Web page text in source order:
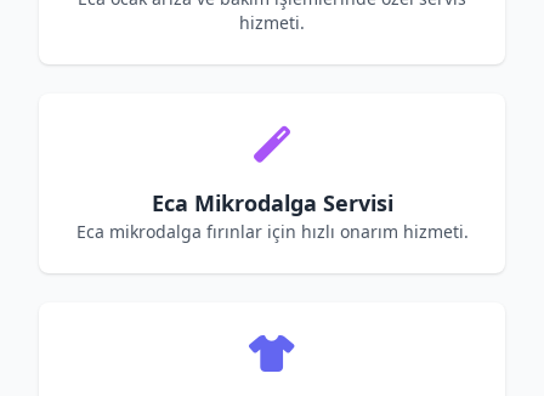
hizmeti.
Eca Mikrodalga Servisi
Eca mikrodalga fırınlar için hızlı onarım hizmeti.